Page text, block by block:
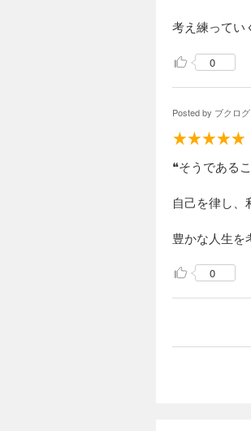
考え練ってい
0
Posted by ブクログ
❝そうである
自己を律し、
豊かな人生を
0